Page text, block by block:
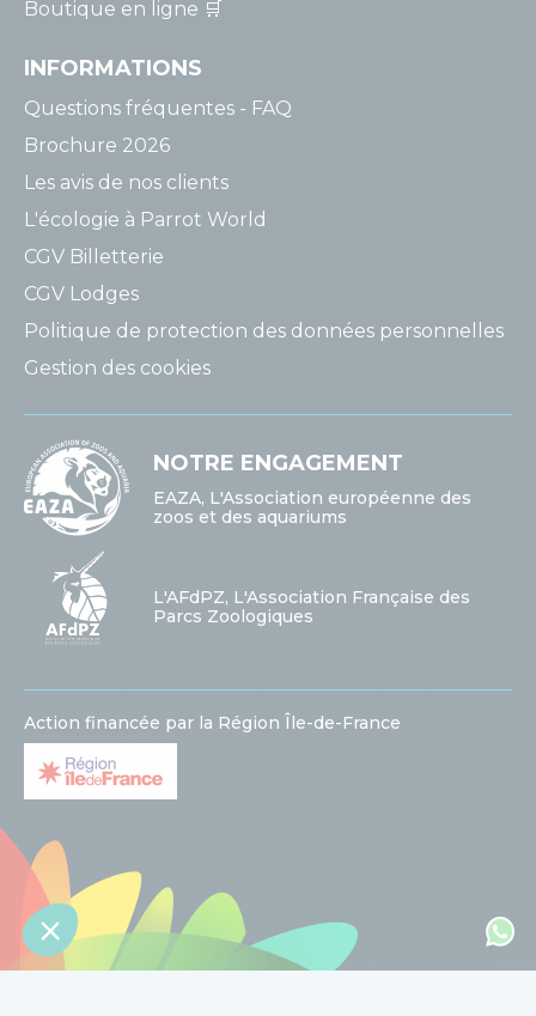
Boutique en ligne 🛒
INFORMATIONS
Questions fréquentes - FAQ
Brochure 2026
Les avis de nos clients
L'écologie à Parrot World
CGV Billetterie
CGV Lodges
Politique de protection des données personnelles
Gestion des cookies
NOTRE ENGAGEMENT
EAZA, L'Association européenne des
zoos et des aquariums
L'AFdPZ, L'Association Française des
Parcs Zoologiques
Action financée par la Région Île-de-France